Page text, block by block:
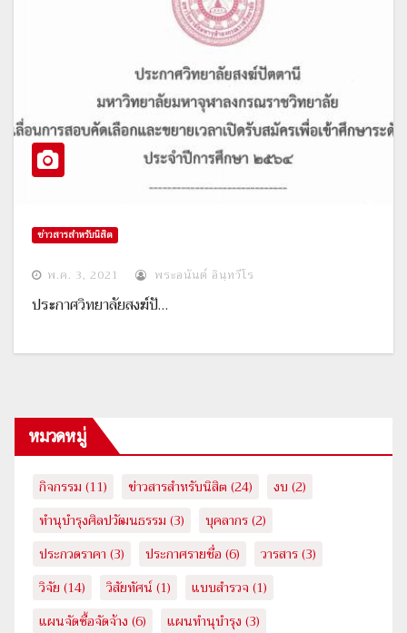
ข่าวสารสำหรับนิสิต
พ.ค. 3, 2021 พระอนันต์ อินฺทวีโร
ประกาศวิทยาลัยสงฆ์ปั…
หมวดหมู่
กิจกรรม (11) ข่าวสารสำหรับนิสิต (24) งบ (2)
ทำนุบำรุงศิลปวัฒนธรรม (3) บุคลากร(2)
ประกวดราคา (3) ประกาศรายชื่อ (6) วารสาร(3)
วิจัย (14) วิสัยทัศน์(1) แบบสำรวจ (1)
แผนจัดซื้อจัดจ้าง (6) แผนทำนุบำรุง (3)